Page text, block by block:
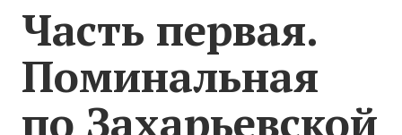
ИНФОРМАЦИЯ
План Починок
Карта Починковского района
Часть первая.
Поминальная
по Захарьевской